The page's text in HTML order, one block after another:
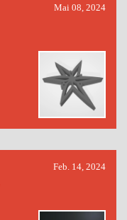
Mai 08, 2024
Feb. 14, 2024